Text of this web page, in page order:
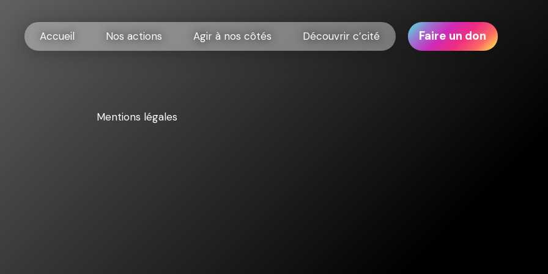
Accueil Nos actions Agir à nos côtés Découvrir c’cité Faire un don
Mentions légales